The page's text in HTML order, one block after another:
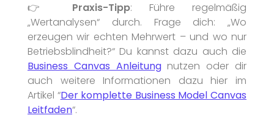
👉 Praxis-Tipp: Führe regelmäßig
„Wertanalysen“ durch. Frage dich: „Wo
erzeugen wir echten Mehrwert – und wo nur
Betriebsblindheit?“ Du kannst dazu auch die
Business Canvas Anleitungnutzen oder dir
auch weitere Informationen dazu hier im
Artikel “Der komplette Business Model Canvas
Leitfaden“.